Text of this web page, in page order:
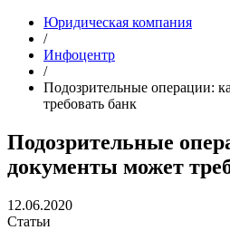
Юридическая компания
/
Инфоцентр
/
Подозрительные операции:
требовать банк
Подозрительные
документы может
12.06.2020
Статьи